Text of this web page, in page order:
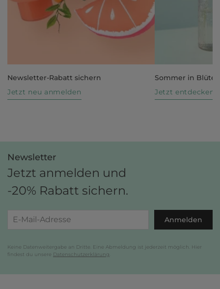
Newsletter-Rabatt sichern
Jetzt neu anmelden
Sommer in Blüte
Jetzt entdecken
Newsletter
Jetzt anmelden und
-20% Rabatt sichern.
Anmelden
Keine Datenweitergabe an Dritte. Eine Abmeldung ist jederzeit möglich. Hier
findest du unsere Datenschutzerklärung